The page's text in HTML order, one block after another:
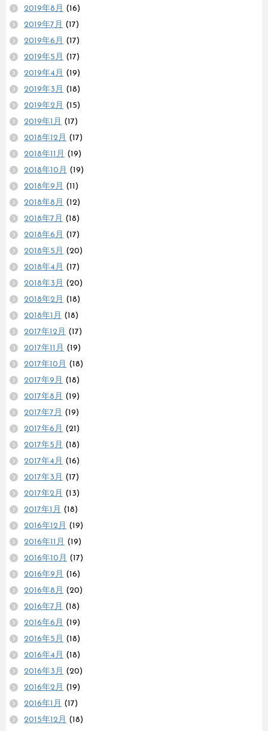
2019年8月 (16)
2019年7月 (17)
2019年6月 (17)
2019年5月 (17)
2019年4月 (19)
2019年3月 (18)
2019年2月 (15)
2019年1月 (17)
2018年12月 (17)
2018年11月 (19)
2018年10月 (19)
2018年9月 (11)
2018年8月 (12)
2018年7月 (18)
2018年6月 (17)
2018年5月 (20)
2018年4月 (17)
2018年3月 (20)
2018年2月 (18)
2018年1月 (18)
2017年12月 (17)
2017年11月 (19)
2017年10月 (18)
2017年9月 (18)
2017年8月 (19)
2017年7月 (19)
2017年6月 (21)
2017年5月 (18)
2017年4月 (16)
2017年3月 (17)
2017年2月 (13)
2017年1月 (18)
2016年12月 (19)
2016年11月 (19)
2016年10月 (17)
2016年9月 (16)
2016年8月 (20)
2016年7月 (18)
2016年6月 (19)
2016年5月 (18)
2016年4月 (18)
2016年3月 (20)
2016年2月 (19)
2016年1月 (17)
2015年12月 (18)